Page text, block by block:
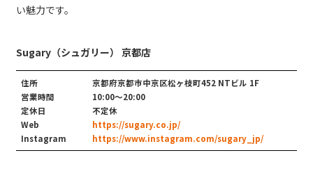
い魅力です。
Sugary（シュガリー） 京都店
住所
京都府京都市中京区松ヶ枝町452 NTビル 1F
営業時間
10:00～20:00
定休日
不定休
Web
https://sugary.co.jp/
Instagram
https://www.instagram.com/sugary_jp/